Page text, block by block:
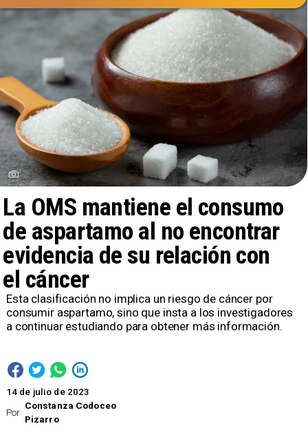
Por
Constanza Codoceo
Pizarro
La OMS mantiene el consumo
de aspartamo al no encontrar
evidencia de su relación con
el cáncer
14 de julio de 2023
Esta clasificación no implica un riesgo de cáncer por
consumir aspartamo, sino que insta a los investigadores
a continuar estudiando para obtener más información.